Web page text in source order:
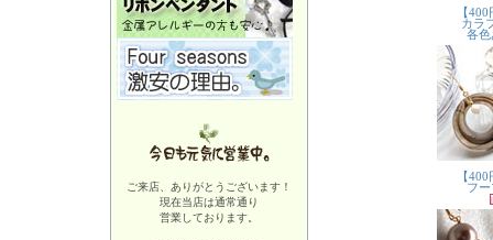
ご来店、ありがとうございます！
現在当店は通常通り
営業しております。